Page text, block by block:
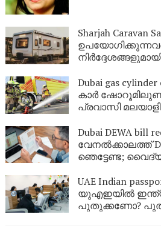
Sharjah Caravan
Dubai gas
കാർ
പ്രവാസി
Dubai DEWA bill
വേനൽക്കാലത്ത്
ഞെട്ടേണ്ട;
UAE Indian
യുഎഇയിൽ
പുതുക്കണോ?